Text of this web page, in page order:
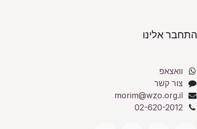
התחבר אלינו
וואצאפ
צור קשר
morim@wzo.org.il
02-620-2012